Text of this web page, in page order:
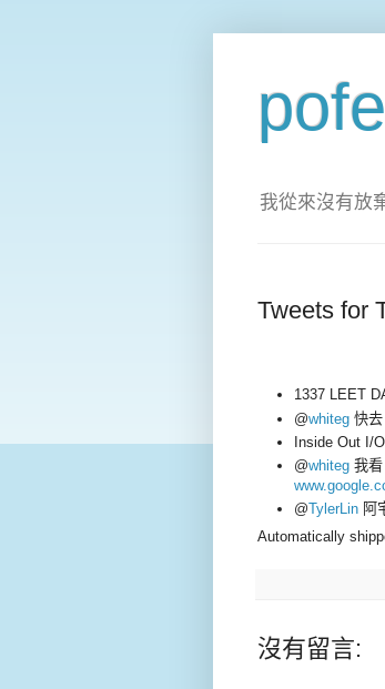
我從來沒有放
Tweets for
1337 LEET
@whiteg 快
Inside Out I/
@whiteg 我
@TylerLin 阿
Automatically
沒有留言: